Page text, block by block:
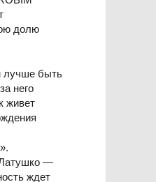
долю
лучше быть
него
живет
—
ждет